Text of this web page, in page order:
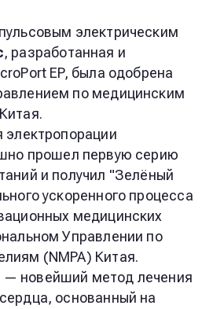
электрическим
, разработанная и
EP, была одобрена
по медицинским
электропорации
прошел первую серию
и получил "Зелёный
ускоренного процесса
медицинских
Управлении по
(NMPA) Китая.
— новейший метод лечения
основанный на